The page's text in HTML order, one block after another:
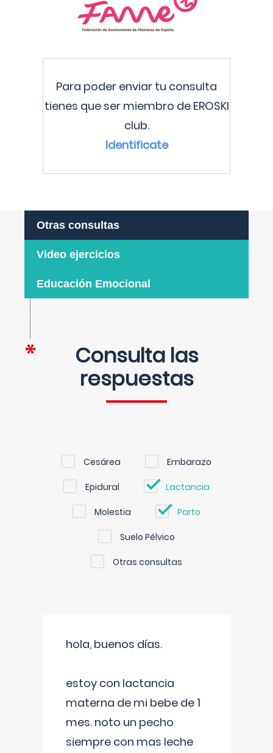
Para poder enviar tu consulta
tienes que ser miembro de EROSKI
club.
Identificate
Otras consultas
Video ejercicios
Educación Emocional
Consulta las
respuestas
Cesárea Embarazo
Epidural Lactancia
Molestia Parto
Suelo Pélvico
Otras consultas
hola, buenos días.
estoy con lactancia
materna de mi bebe de 1
mes. noto un pecho
siempre con mas leche